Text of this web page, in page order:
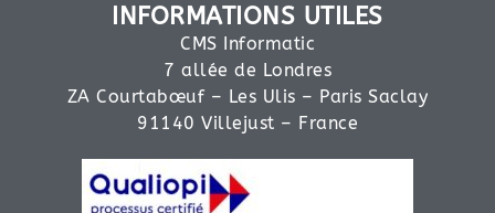
INFORMATIONS UTILES
CMS Informatic
7 allée de Londres
ZA Courtabœuf – Les Ulis – Paris Saclay
91140 Villejust – France